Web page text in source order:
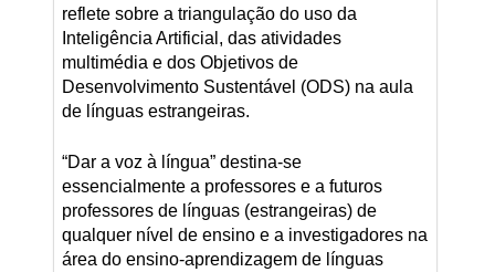
reflete sobre a triangulação do uso da
Inteligência Artificial, das atividades
multimédia e dos Objetivos de
Desenvolvimento Sustentável (ODS) na aula
de línguas estrangeiras.
“Dar a voz à língua” destina-se
essencialmente a professores e a futuros
professores de línguas (estrangeiras) de
qualquer nível de ensino e a investigadores na
área do ensino-aprendizagem de línguas